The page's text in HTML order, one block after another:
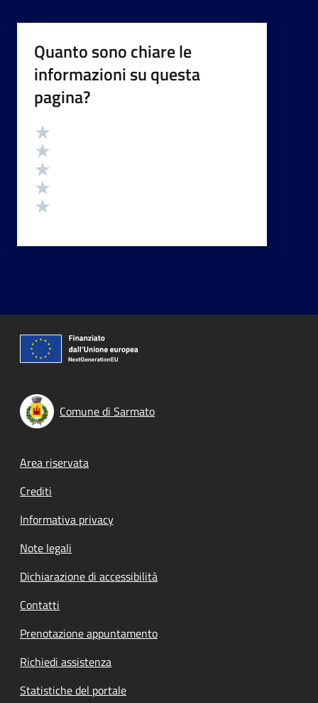
Quanto sono chiare le
informazioni su questa
pagina?
Valutazione
Comune di Sarmato
Footer menu
Area riservata
Crediti
Informativa privacy
Note legali
Dichiarazione di accessibilità
Contatti
Prenotazione appuntamento
Richiedi assistenza
Statistiche del portale